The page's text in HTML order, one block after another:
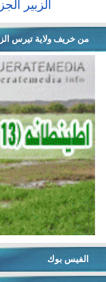
الزبير
من خريف ولاية تيرس
الفيس بوك